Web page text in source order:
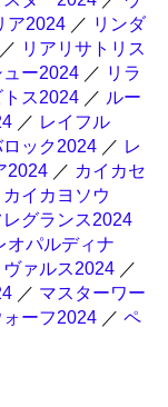
ア2024 ／ リンダ
／ リアリサトリス
ュー2024 ／ リラ
トス2024 ／ ルー
／ レイフル
ック2024 ／ レ
2024 ／ カイカセ
カイカヨソウ
レグランス2024
オパルディナ
ァルス2024 ／
／ マスターワー
ーフ2024 ／ ペ